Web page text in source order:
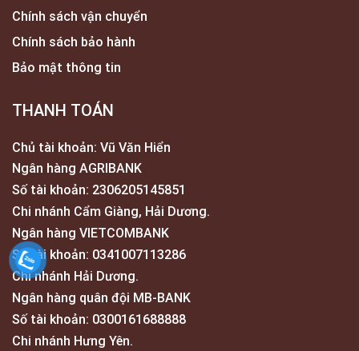
Chính sách vận chuyển
Chính sách bảo hành
Bảo mật thông tin
THANH TOÁN
Chủ tài khoản: Vũ Văn Hiển
Ngân hàng AGRIBANK
Số tài khoản: 2306205145851
Chi nhánh Cẩm Giàng, Hải Dương.
Ngân hàng VIETCOMBANK
Số tài khoản: 0341007113286
Chi nhánh Hải Dương.
Ngân hàng quân đội MB-BANK
Số tài khoản: 0300161688888
Chi nhánh Hưng Yên.